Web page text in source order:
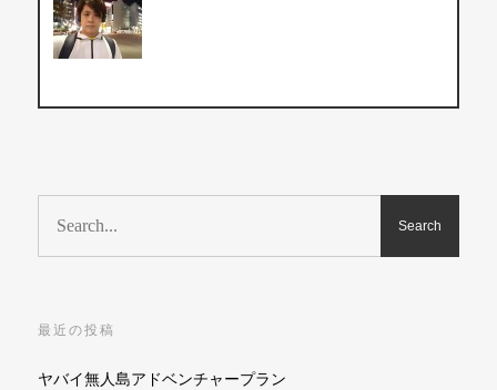
最近の投稿
ヤバイ無人島アドベンチャープラン